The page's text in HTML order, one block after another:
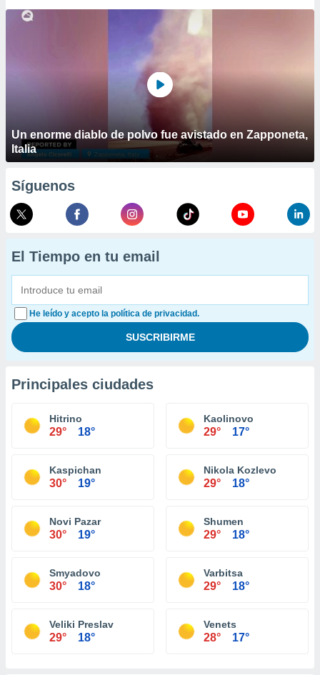
Un enorme diablo de polvo fue avistado en Zapponeta,
Italia
Síguenos
El Tiempo en tu email
He leído y acepto la política de privacidad.
Principales ciudades
Hitrino
29° 18°
Kaolinovo
29° 17°
Kaspichan
30° 19°
Nikola Kozlevo
29° 18°
Novi Pazar
30° 19°
Shumen
29° 18°
Smyadovo
30° 18°
Varbitsa
29° 18°
Veliki Preslav
29° 18°
Venets
28° 17°